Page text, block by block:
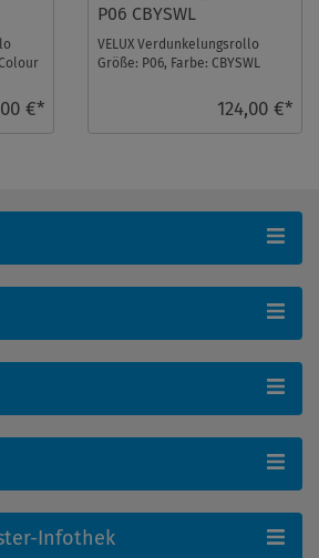
€*
P06 CBYSWL
VELUX Verdunkelungsrollo
Größe: P06, Farbe: CBYSWL
124,00 €*
Infothek